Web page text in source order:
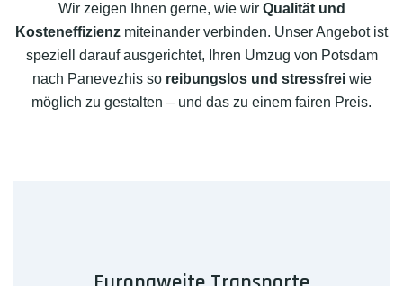
Wir zeigen Ihnen gerne, wie wir Qualität und
Kosteneffizienz miteinander verbinden. Unser Angebot ist
speziell darauf ausgerichtet, Ihren Umzug von Potsdam
nach Panevezhis so reibungslos und stressfreiwie
möglich zu gestalten – und das zu einem fairen Preis.